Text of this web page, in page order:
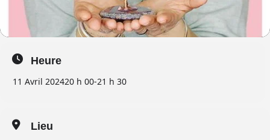
Heure
11 Avril 202420 h 00-21 h 30
Lieu